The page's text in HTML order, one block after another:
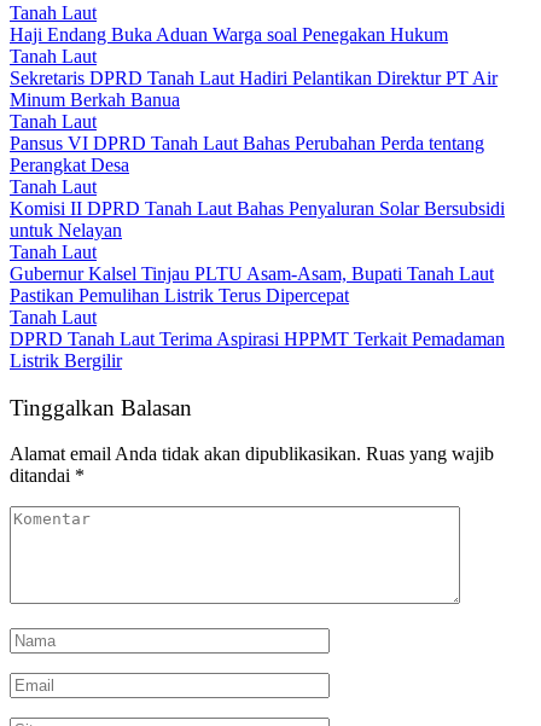
Tanah Laut
Haji Endang Buka Aduan Warga soal Penegakan Hukum
Tanah Laut
Sekretaris DPRD Tanah Laut Hadiri Pelantikan Direktur PT Air
Minum Berkah Banua
Tanah Laut
Pansus VI DPRD Tanah Laut Bahas Perubahan Perda tentang
Perangkat Desa
Tanah Laut
Komisi II DPRD Tanah Laut Bahas Penyaluran Solar Bersubsidi
untuk Nelayan
Tanah Laut
Gubernur Kalsel Tinjau PLTU Asam-Asam, Bupati Tanah Laut
Pastikan Pemulihan Listrik Terus Dipercepat
Tanah Laut
DPRD Tanah Laut Terima Aspirasi HPPMT Terkait Pemadaman
Listrik Bergilir
Tinggalkan Balasan
Alamat email Anda tidak akan dipublikasikan. Ruas yang wajib
ditandai *